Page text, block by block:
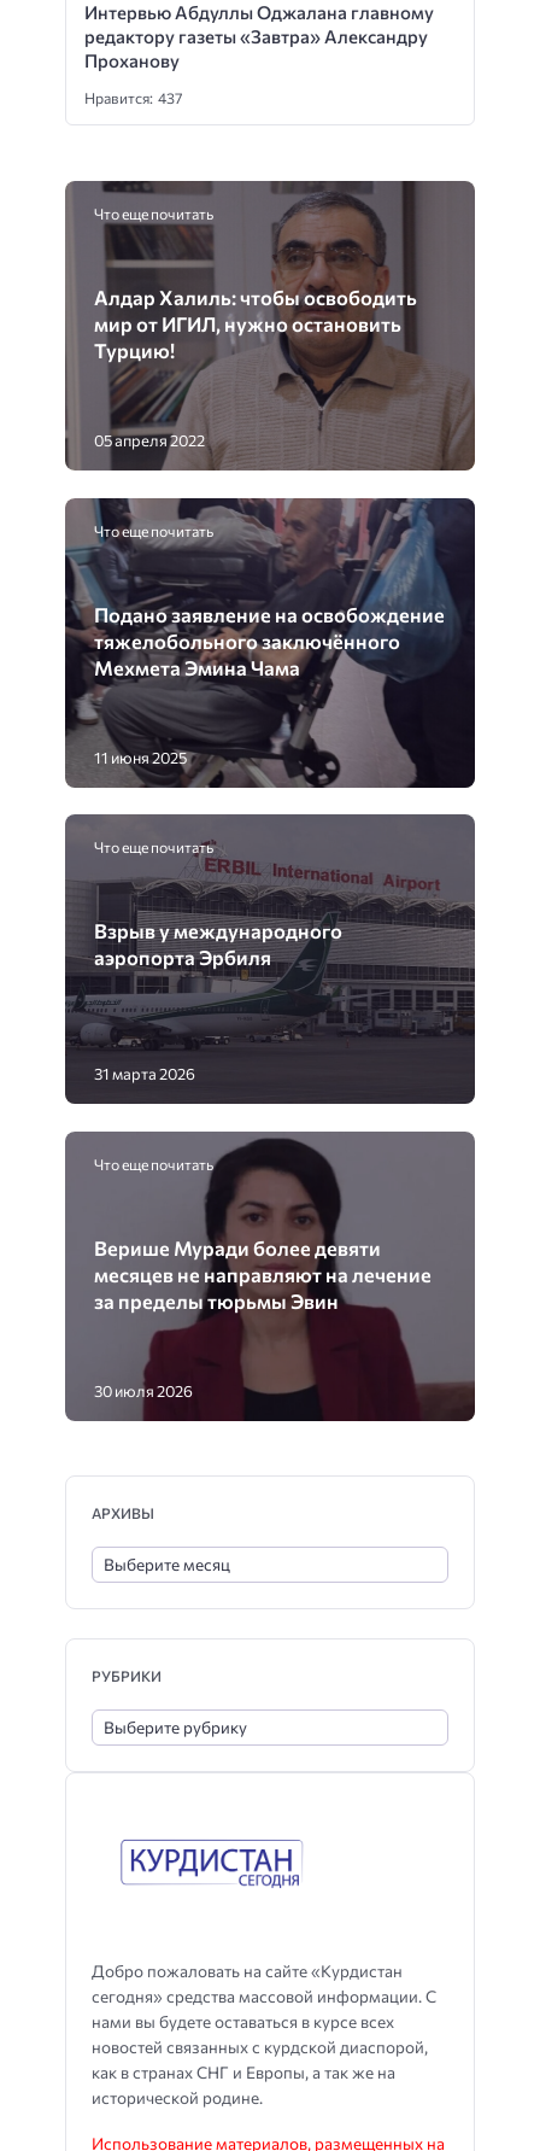
Интервью Абдуллы Оджалана главному
редактору газеты «Завтра» Александру
Проханову
Нравится: 437
Что еще почитать
Алдар Халиль: чтобы освободить
мир от ИГИЛ, нужно остановить
Турцию!
05 апреля 2022
Что еще почитать
Подано заявление на освобождение
тяжелобольного заключённого
Мехмета Эмина Чама
11 июня 2025
Что еще почитать
Взрыв у международного
аэропорта Эрбиля
31 марта 2026
Что еще почитать
Верише Муради более девяти
месяцев не направляют на лечение
за пределы тюрьмы Эвин
30 июля 2026
Добро пожаловать на сайте «Курдистан
сегодня» средства массовой информации. С
нами вы будете оставаться в курсе всех
новостей связанных с курдской диаспорой,
как в странах СНГ и Европы, а так же на
исторической родине.
Использование материалов, размещенных на
АРХИВЫ
РУБРИКИ